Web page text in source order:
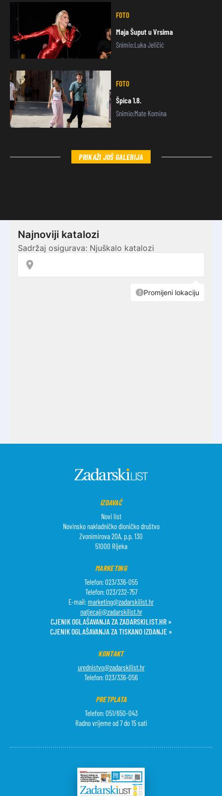
FOTO
Maja Šuput u Vrsima
Snimio:Luka Jeličić
FOTO
Špica 1.8.
Snimio:Mate Komina
PRIKAŽI JOŠ GALERIJA
IZDAVAČ
Novi list
Novinsko nakladničko dioničko društvo
Zvonimirova 20A, p.p. 130
51000 Rijeka
MARKETING
Telefon: 023/336-055
Telefon: 023/232-757
E-mail: marketing@zadarskilist.hr
natjecaji@zadarskilist.hr
CJENIK OGLAŠAVANJA ZA ZADARSKILIST.HR »
CJENIK OGLAŠAVANJA ZA TISKANO IZDANJE »
KONTAKT
urednistvo@zadarskilist.hr
Telefon: 023/336-056
PRETPLATA
Telefon: 051/650-043
Radno vrijeme od 7 do 15 sati